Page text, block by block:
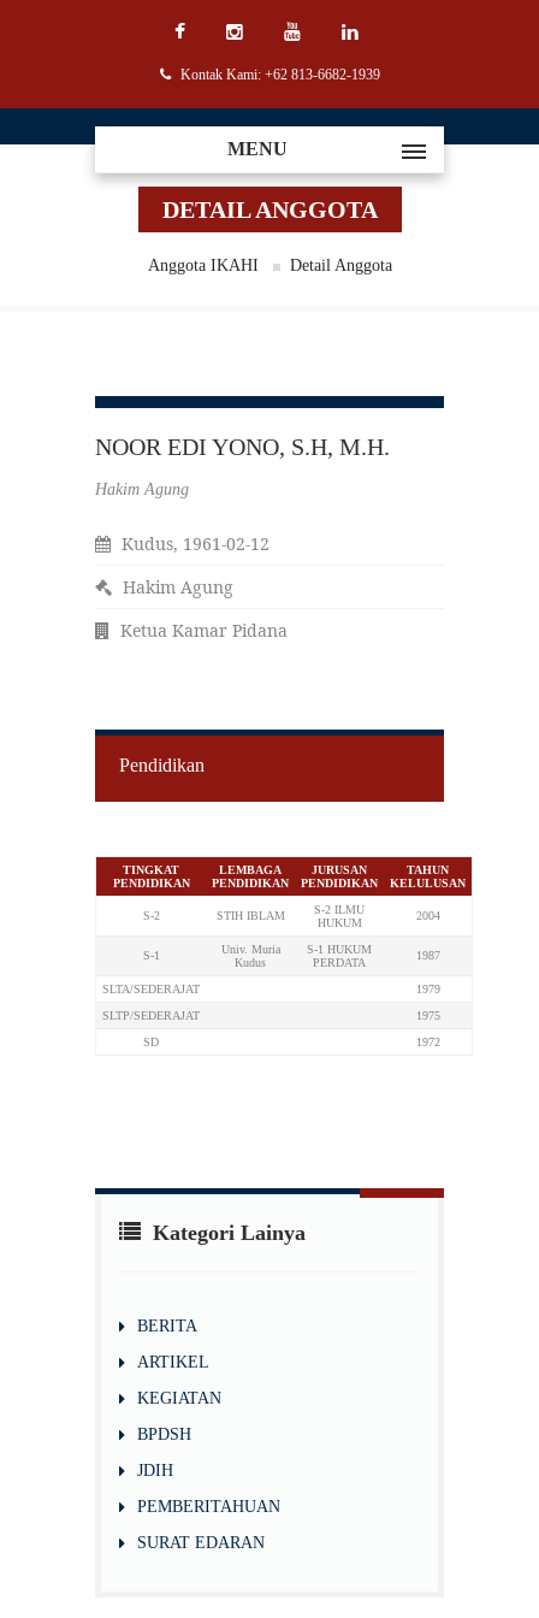
Kontak Kami: +62 813-6682-1939
MENU
DETAIL ANGGOTA
Anggota IKAHI Detail Anggota
NOOR EDI YONO, S.H, M.H.
Hakim Agung
Kudus, 1961-02-12
Hakim Agung
Ketua Kamar Pidana
Pendidikan
TINGKAT
PENDIDIKAN
LEMBAGA
PENDIDIKAN
JURUSAN
PENDIDIKAN
TAHUN
KELULUSAN
S-2 STIH IBLAM
S-2 ILMU
HUKUM
2004
S-1
Univ. Muria
Kudus
S-1 HUKUM
PERDATA
1987
SLTA/SEDERAJAT
1979
SLTP/SEDERAJAT
1975
SD
1972
Kategori Lainya
BERITA
ARTIKEL
KEGIATAN
BPDSH
JDIH
PEMBERITAHUAN
SURAT EDARAN